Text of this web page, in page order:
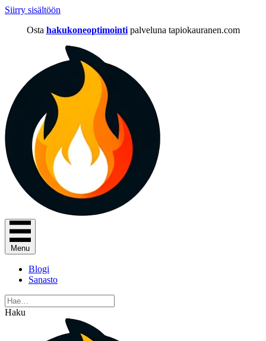
Siirry sisältöön
Osta hakukoneoptimointi palveluna tapiokauranen.com
Menu
Blogi
Sanasto
Haku